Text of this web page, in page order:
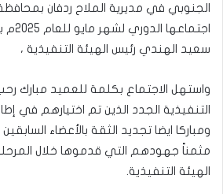
الجنوبي في مديرية الملاح ردفان
سعيد الهندي رئيس الهيئة التنفيذية ،
واستهل الاجتماع بكلمة للعميد مبارك
التنفيذية الجدد الذين تم اختيارهم في
ومباركا ايضا تجديد الثقة بالأعضاء السابقين
مثمناً جهودهم التي قدموها خلال
الهيئة التنفيذية.